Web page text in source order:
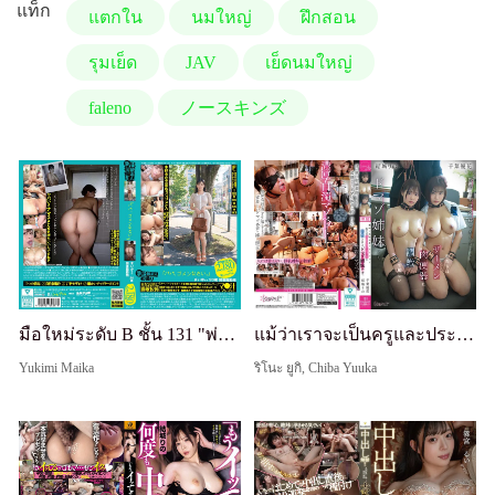
แท็ก แตกใน นมใหญ่ ฝึกสอน
รุมเย็ด JAV เย็ดนมใหญ่
faleno ノースキンズ
มือใหม่ระดับ B ชั้น 131 "พ่อคะ ขอโทษนะคะ" ไมกะซัง อายุ 20 ปี พนักงานห้องสมุด ปฏิกิริยาต่อคำหยาบอย่างรุนแรง น้ำหีเยอะ! "สาวขี้อายสุดๆ น้ำหีไหลทันทีจากความเพ้อฝันและความคาดหวัง~!" "หัวเธอว่างเปล่า! แม้ไม่มีประสบการณ์ แต่มีสัญญาณของผู้หญิงหื่น...!" "สาวที่ชอ
Yukimi Maika
แม้ว่าเราจะเป็นครูและประธานสภานักเรียน แต่เราก็เป็นพี่น้องมาซอคิสต์ที่อยากถูกฝึกให้เป็นโถปัสสาวะเนื้อน้ำอสุจิ Rie Yuki, Yuka Chiba
ริโนะ ยูกิ, Chiba Yuuka